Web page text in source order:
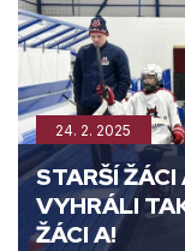
24. 2. 2025
STARŠÍ
VYHRÁLI
ŽÁCI A!